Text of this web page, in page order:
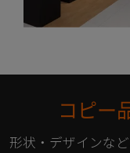
コピー
形状・デザインな